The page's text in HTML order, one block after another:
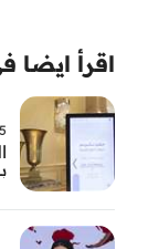
اقرأ ايضا